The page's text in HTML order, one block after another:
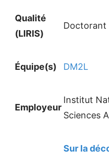
Qualité
(LIRIS)
Doctorant
Équipe(s) DM2L
Employeur
Institut
Sciences
Sur la